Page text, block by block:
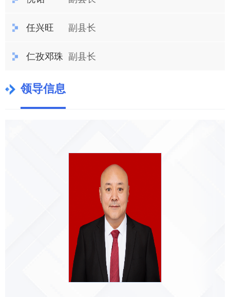
任兴旺 副县长
仁孜邓珠 副县长
领导信息